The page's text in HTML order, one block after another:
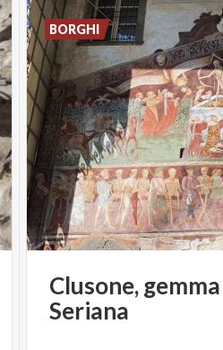
Clusone,gemma
Seriana
BORGHI